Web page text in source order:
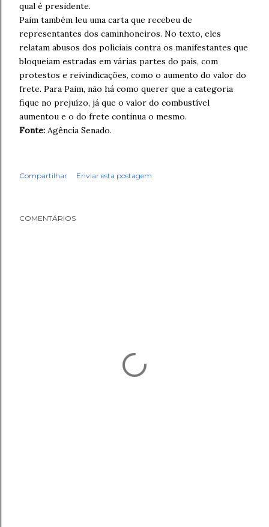
qual é presidente.
Paim também leu uma carta que recebeu de
representantes dos caminhoneiros. No texto, eles
relatam abusos dos policiais contra os manifestantes que
bloqueiam estradas em várias partes do país, com
protestos e reivindicações, como o aumento do valor do
frete. Para Paim, não há como querer que a categoria
fique no prejuízo, já que o valor do combustível
aumentou e o do frete continua o mesmo.
Fonte: Agência Senado.
Compartilhar Enviar esta postagem
COMENTÁRIOS